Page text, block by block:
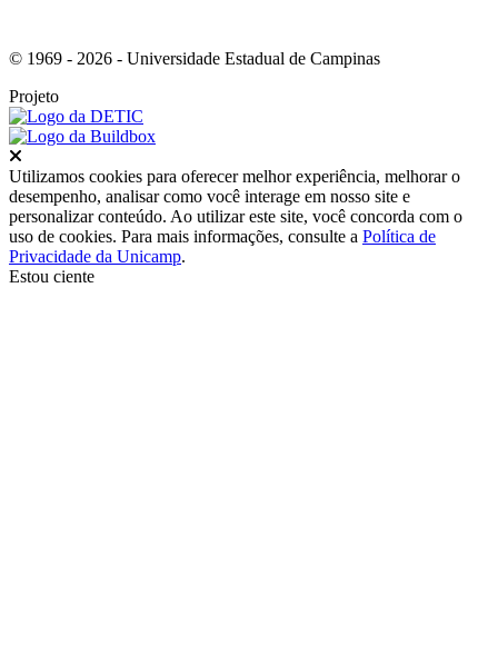
© 1969 - 2026 - Universidade Estadual de Campinas
Projeto
Utilizamos cookies para oferecer melhor experiência, melhorar o
desempenho, analisar como você interage em nosso site e
personalizar conteúdo. Ao utilizar este site, você concorda com o
uso de cookies. Para mais informações, consulte a Política de
Privacidade da Unicamp.
Estou ciente